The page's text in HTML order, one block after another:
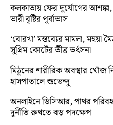
কলকাতায় ফের দুর্যোগের
ভারী বৃষ্টির পূর্বাভাস
‘বোরখা’ মন্তব্যের মামলা, মহুয়া
সুপ্রিম কোর্টের তীব্র ভর্ৎসনা
মিঠুনের শারীরিক অবস্থার খোঁজ
হাসপাতালে শুভেন্দু
অনলাইনে ডিসিআর, পাথর
দুর্নীতি রুখতে বড় পদক্ষেপ